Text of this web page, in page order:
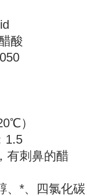
酸
）
1.5
有刺鼻的醋
、*、四氯化碳